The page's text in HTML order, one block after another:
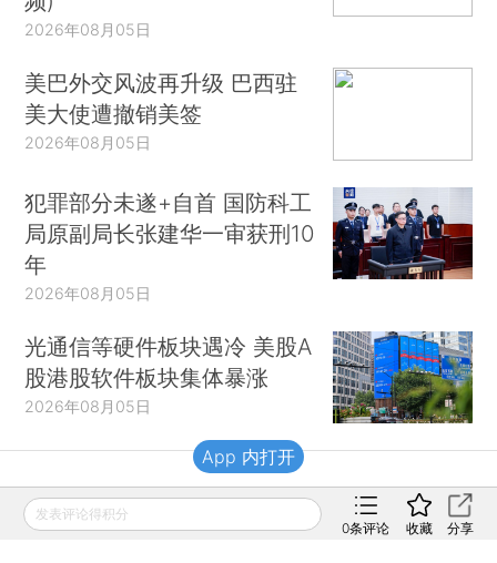
2026年08月05日
美巴外交风波再升级 巴西驻
美大使遭撤销美签
2026年08月05日
犯罪部分未遂+自首 国防科工
局原副局长张建华一审获刑10
年
2026年08月05日
光通信等硬件板块遇冷 美股A
股港股软件板块集体暴涨
2026年08月05日
财新移动
发表评论得积分
0条评论 收藏 分享
App 内打开